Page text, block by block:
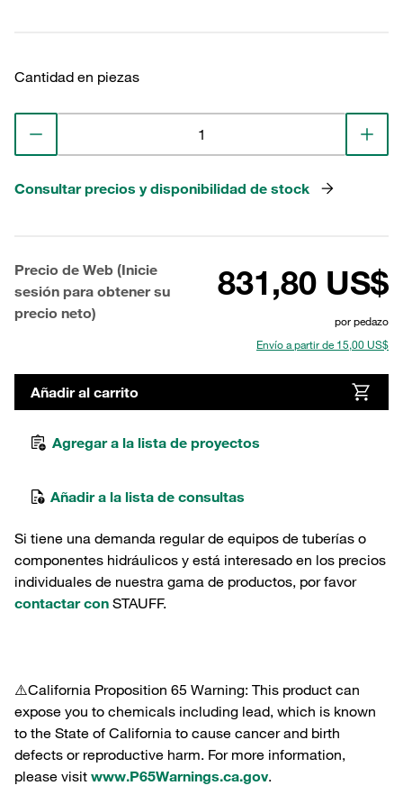
Cantidad en piezas
Consultar precios y disponibilidad de stock
Precio de Web (Inicie
sesión para obtener su
precio neto)
831,80 US$
por pedazo
Envío a partir de 15,00 US$
Añadir al carrito
Agregar a la lista de proyectos
Añadir a la lista de consultas
Si tiene una demanda regular de equipos de tuberías o
componentes hidráulicos y está interesado en los precios
individuales de nuestra gama de productos, por favor
contactar con STAUFF.
⚠️California Proposition 65 Warning: This product can
expose you to chemicals including lead, which is known
to the State of California to cause cancer and birth
defects or reproductive harm. For more information,
please visit www.P65Warnings.ca.gov.